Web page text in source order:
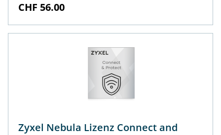
CHF 56.00
Zyxel Nebula Lizenz Connect and